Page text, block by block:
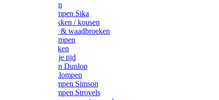
Werksokken
Schoenklompen Sika
Thermo sokken / kousen
Lieslaarzen & waadbroeken
Houten klompen
Wandelsokken
Laarzen vrije tijd
Werklaarzen Dunlop
Kunststof klompen
Schoenklompen Simson
Schoenklompen Strovels